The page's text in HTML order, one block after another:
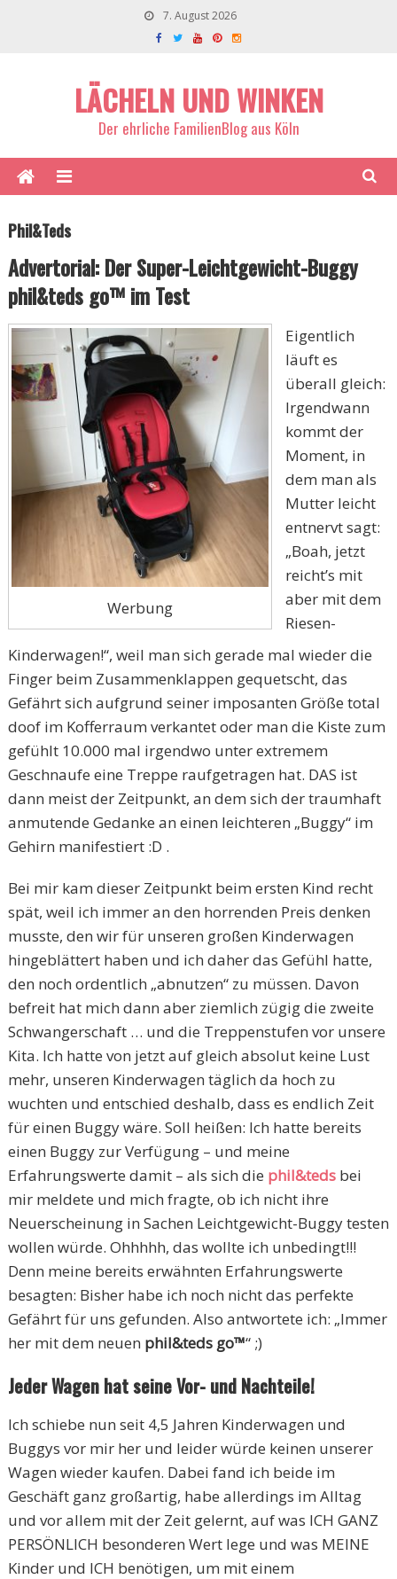
7. August 2026
LÄCHELN UND WINKEN
Der ehrliche FamilienBlog aus Köln
Phil&teds
Advertorial: Der Super-Leichtgewicht-Buggy
phil&teds go™ im Test
Werbung
Eigentlich
läuft es
überall gleich:
Irgendwann
kommt der
Moment, in
dem man als
Mutter leicht
entnervt sagt:
„Boah, jetzt
reicht’s mit
aber mit dem
Riesen-
Kinderwagen!“, weil man sich gerade mal wieder die
Finger beim Zusammenklappen gequetscht, das
Gefährt sich aufgrund seiner imposanten Größe total
doof im Kofferraum verkantet oder man die Kiste zum
gefühlt 10.000 mal irgendwo unter extremem
Geschnaufe eine Treppe raufgetragen hat. DAS ist
dann meist der Zeitpunkt, an dem sich der traumhaft
anmutende Gedanke an einen leichteren „Buggy“ im
Gehirn manifestiert :D .
Bei mir kam dieser Zeitpunkt beim ersten Kind recht
spät, weil ich immer an den horrenden Preis denken
musste, den wir für unseren großen Kinderwagen
hingeblättert haben und ich daher das Gefühl hatte,
den noch ordentlich „abnutzen“ zu müssen. Davon
befreit hat mich dann aber ziemlich zügig die zweite
Schwangerschaft … und die Treppenstufen vor unsere
Kita. Ich hatte von jetzt auf gleich absolut keine Lust
mehr, unseren Kinderwagen täglich da hoch zu
wuchten und entschied deshalb, dass es endlich Zeit
für einen Buggy wäre. Soll heißen: Ich hatte bereits
einen Buggy zur Verfügung – und meine
Erfahrungswerte damit – als sich die phil&tedsbei
mir meldete und mich fragte, ob ich nicht ihre
Neuerscheinung in Sachen Leichtgewicht-Buggy testen
wollen würde. Ohhhhh, das wollte ich unbedingt!!!
Denn meine bereits erwähnten Erfahrungswerte
besagten: Bisher habe ich noch nicht das perfekte
Gefährt für uns gefunden. Also antwortete ich: „Immer
her mit dem neuen phil&teds go™“ ;)
Jeder Wagen hat seine Vor- und Nachteile!
Ich schiebe nun seit 4,5 Jahren Kinderwagen und
Buggys vor mir her und leider würde keinen unserer
Wagen wieder kaufen. Dabei fand ich beide im
Geschäft ganz großartig, habe allerdings im Alltag
und vor allem mit der Zeit gelernt, auf was ICH GANZ
PERSÖNLICH besonderen Wert lege und was MEINE
Kinder und ICH benötigen, um mit einem